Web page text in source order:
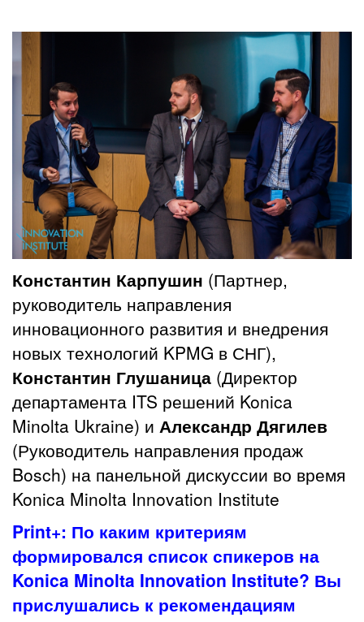
Константин Карпушин (Партнер,
руководитель направления
инновационного развития и внедрения
новых технологий KPMG в СНГ),
Константин Глушаница (Директор
департамента ITS решений Konica
Minolta Ukraine) и Александр Дягилев
(Руководитель направления продаж
Bosch) на панельной дискуссии во время
Konica Minolta Innovation Institute
Print+: По каким критериям
формировался список спикеров на
Konica Minolta Innovation Institute? Вы
прислушались к рекомендациям